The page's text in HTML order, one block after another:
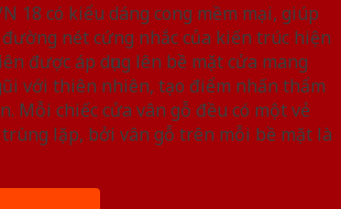
18 có kiểu dáng cong mềm mại, giúp
đường nét cứng nhắc của kiến trúc hiện
được áp dụng lên bề mặt cửa mang
với thiên nhiên, tạo điểm nhấn thẩm
Mỗi chiếc cửa vân gỗ đều có một vẻ
lặp, bởi vân gỗ trên mỗi bề mặt là